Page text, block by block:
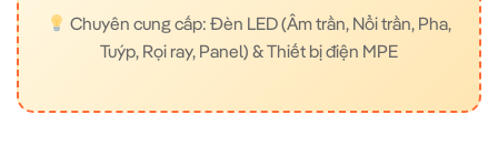
Chuyên cung cấp: Đèn LED (Âm trần, Nổi trần, Pha,
Tuýp, Rọi ray, Panel) & Thiết bị điện MPE